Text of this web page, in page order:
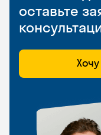
оставьте